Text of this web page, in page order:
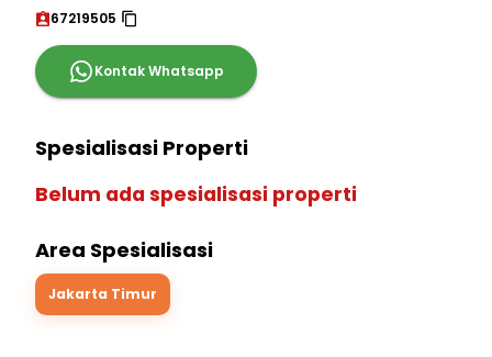
67219505
Kontak Whatsapp
Spesialisasi Properti
Belum ada spesialisasi properti
Area Spesialisasi
Jakarta Timur